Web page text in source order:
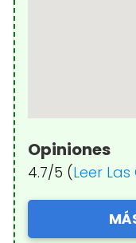
Opiniones
4.7/5 (Leer